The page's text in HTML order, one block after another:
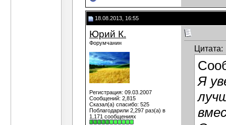
18.08.2013, 16:55
Юрий К.
Форумчанин
Регистрация: 09.03.2007
Сообщений: 2,815
Сказал(а) спасибо: 525
Поблагодарили 2,297 раз(а) в
1,171 сообщениях
Цитата:
Я